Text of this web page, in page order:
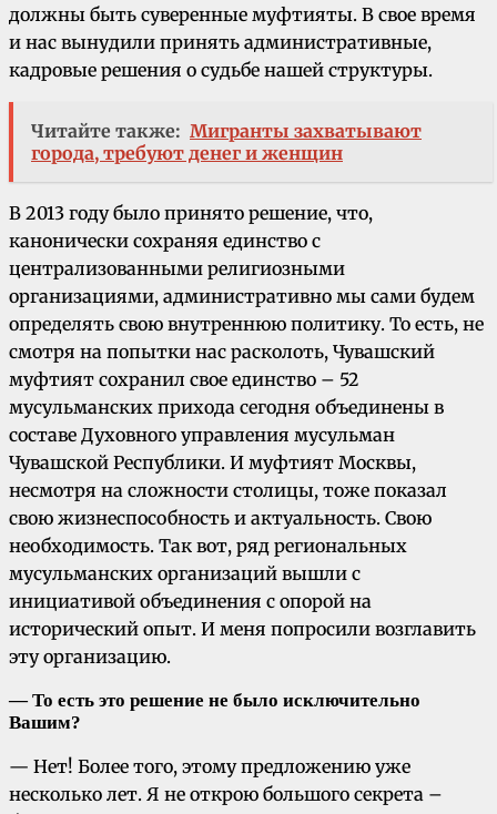
должны быть суверенные муфтияты. В свое время
и нас вынудили принять административные,
кадровые решения о судьбе нашей структуры.
Читайте также: Мигранты захватывают
города, требуют денег и женщин
В 2013 году было принято решение, что,
канонически сохраняя единство с
централизованными религиозными
организациями, административно мы сами будем
определять свою внутреннюю политику. То есть, не
смотря на попытки нас расколоть, Чувашский
муфтият сохранил свое единство – 52
мусульманских прихода сегодня объединены в
составе Духовного управления мусульман
Чувашской Республики. И муфтият Москвы,
несмотря на сложности столицы, тоже показал
свою жизнеспособность и актуальность. Свою
необходимость. Так вот, ряд региональных
мусульманских организаций вышли с
инициативой объединения с опорой на
исторический опыт. И меня попросили возглавить
эту организацию.
— То есть это решение не было исключительно
Вашим?
— Нет! Более того, этому предложению уже
несколько лет. Я не открою большого секрета –